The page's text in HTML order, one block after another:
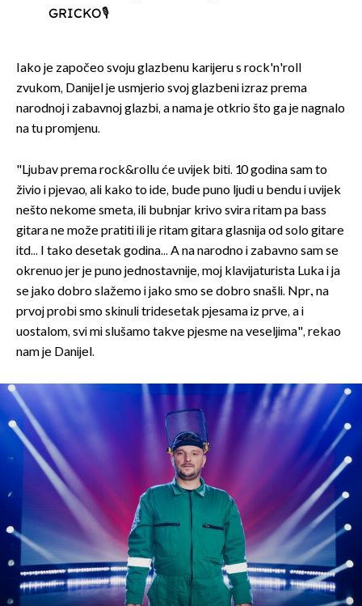
GRICKO🎙️
Iako je započeo svoju glazbenu karijeru s rock'n'roll
zvukom, Danijel je usmjerio svoj glazbeni izraz prema
narodnoj i zabavnoj glazbi, a nama je otkrio što ga je nagnalo
na tu promjenu.
"Ljubav prema rock&rollu će uvijek biti. 10 godina sam to
živio i pjevao, ali kako to ide, bude puno ljudi u bendu i uvijek
nešto nekome smeta, ili bubnjar krivo svira ritam pa bass
gitara ne može pratiti ili je ritam gitara glasnija od solo gitare
itd... I tako desetak godina... A na narodno i zabavno sam se
okrenuo jer je puno jednostavnije, moj klavijaturista Luka i ja
se jako dobro slažemo i jako smo se dobro snašli. Npr., na
prvoj probi smo skinuli tridesetak pjesama iz prve, a i
uostalom, svi mi slušamo takve pjesme na veseljima", rekao
nam je Danijel.